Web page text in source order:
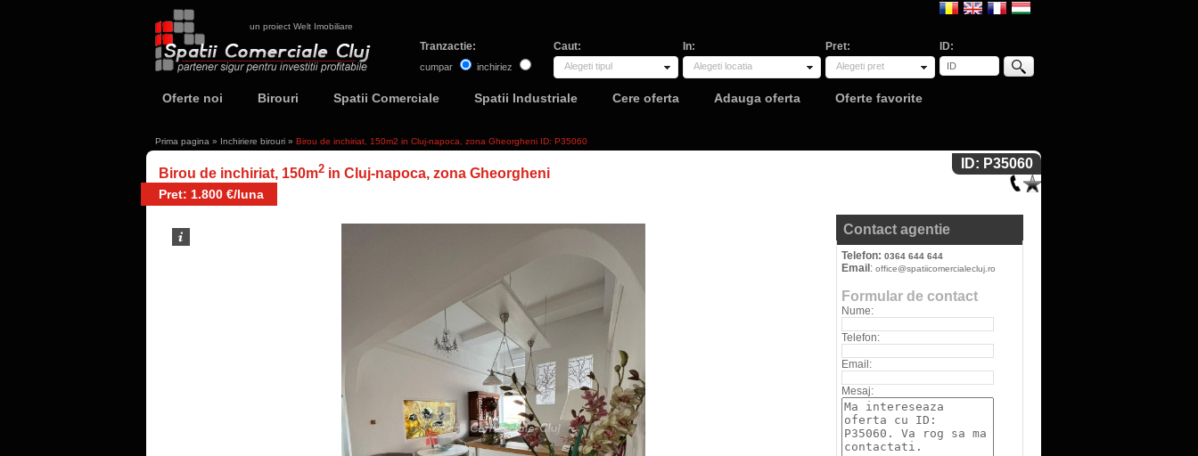
un proiect Welt Imobiliare
Tranzactie:
cumpar inchiriez
Caut:
Alegeti tipul
In:
Alegeti locatia
Pret:
Alegeti pret
ID:
Oferte noi Birouri Spatii Comerciale Spatii Industriale Cere oferta Adauga oferta Oferte favorite
Prima pagina » Inchiriere birouri » Birou de inchiriat, 150m2 in Cluj-napoca, zona Gheorgheni ID: P35060
Birou de inchiriat, 150m2 in Cluj-napoca, zona Gheorgheni
Pret: 1.800 €/luna
ID: P35060
Contact agentie
Telefon: 0364 644 644
Email : office@spatiicomercialecluj.ro
Formular de contact
Nume:
Telefon:
Email:
Mesaj: